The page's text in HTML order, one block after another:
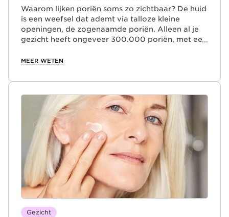
Waarom lijken poriën soms zo zichtbaar? De huid
is een weefsel dat ademt via talloze kleine
openingen, de zogenaamde poriën. Alleen al je
gezicht heeft ongeveer 300.000 poriën, met een
porie. Over het algemeen zijn poriën voor het
verwijden en zichtbaar worden. De belangrijkste
hoeveelheden wordt geproduceerd, kunnen de
poriën verwijden. Maar ook roken, stress,
vervuiling, UV-straling, voeding en zelfs
veroudering kunnen soms zorgen voor vergrote
poriën.
MEER WETEN
Gezicht